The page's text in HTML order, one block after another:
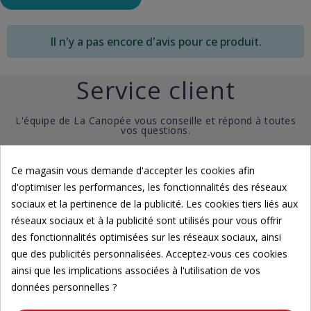
Il n'y a pas encore d'avis pour ce produit.
Service client
L'équipe de La Canopée vous conseille et répond à toutes
vos questions.
02 98 04 27 86
Contactez-nous par email
La serre est ouverte au public les jeudi, vendredi et samedi
(Fermé du dimanche au mercredi et les jours fériés)
Horaires : 10h - 12h et 13h - 17h
Ce magasin vous demande d'accepter les cookies afin
d'optimiser les performances, les fonctionnalités des réseaux
sociaux et la pertinence de la publicité. Les cookies tiers liés aux
réseaux sociaux et à la publicité sont utilisés pour vous offrir
des fonctionnalités optimisées sur les réseaux sociaux, ainsi
que des publicités personnalisées. Acceptez-vous ces cookies
ainsi que les implications associées à l'utilisation de vos
données personnelles ?